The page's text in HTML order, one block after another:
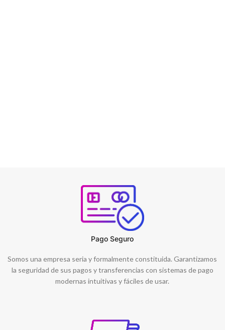
Pago Seguro
Somos una empresa seria y formalmente constituida. Garantizamos
la seguridad de sus pagos y transferencias con sistemas de pago
modernas intuitivas y fáciles de usar.